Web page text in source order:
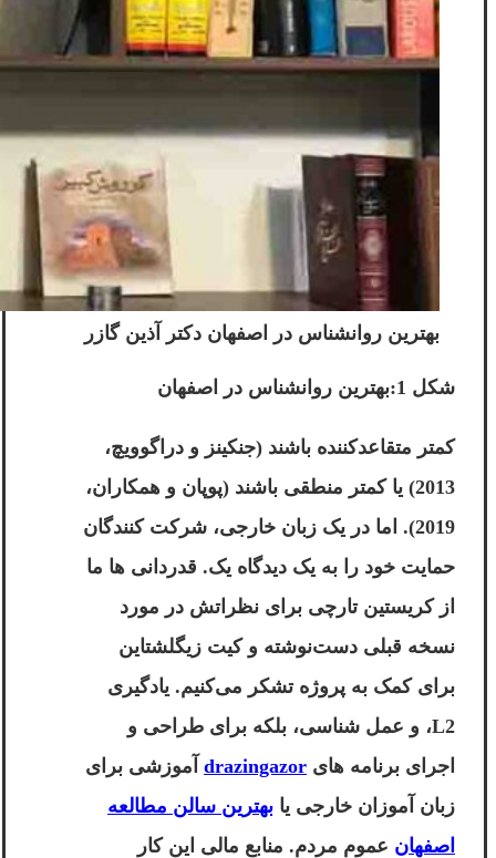
بهترین روانشناس در اصفهان دکتر آذین گازر
شکل 1:بهترین روانشناس در اصفهان
کمتر متقاعدکننده باشند (جنکینز و دراگوویچ،
2013) یا کمتر منطقی باشند (پوپان و همکاران،
2019). اما در یک زبان خارجی، شرکت کنندگان
حمایت خود را به یک دیدگاه یک. قدردانی ها ما
از کریستین تارچی برای نظراتش در مورد
نسخه قبلی دست‌نوشته و کیت زیگلشتاین
برای کمک به پروژه تشکر می‌کنیم. یادگیری
L2، و عمل شناسی، بلکه برای طراحی و
اجرای برنامه های drazingazor آموزشی برای
زبان آموزان خارجی یا بهترین سالن مطالعه
اصفهان عموم مردم. منابع مالی این کار